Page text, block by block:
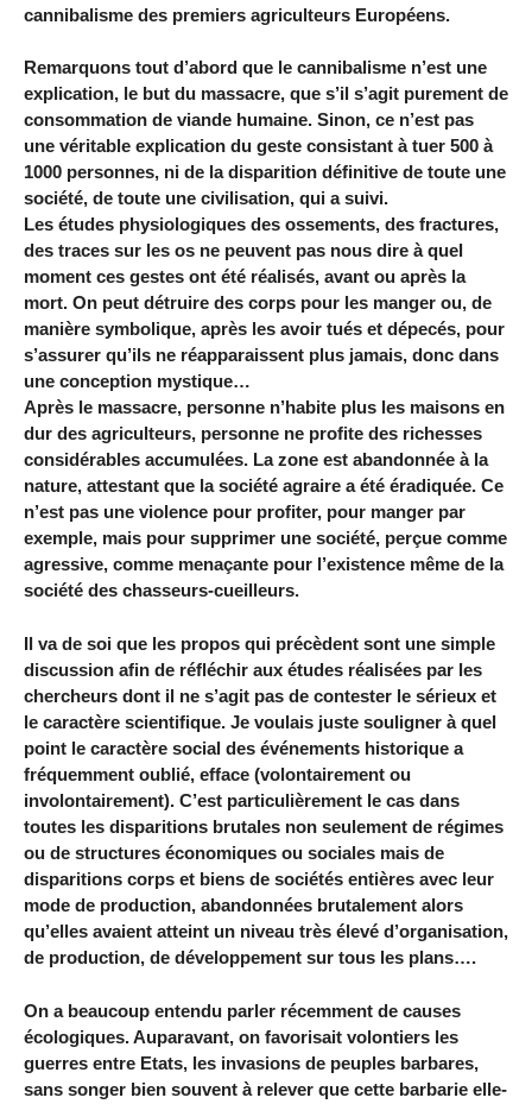
cannibalisme des premiers agriculteurs Européens.
Remarquons tout d’abord que le cannibalisme n’est une
explication, le but du massacre, que s’il s’agit purement de
consommation de viande humaine. Sinon, ce n’est pas
une véritable explication du geste consistant à tuer 500 à
1000 personnes, ni de la disparition définitive de toute une
société, de toute une civilisation, qui a suivi.
Les études physiologiques des ossements, des fractures,
des traces sur les os ne peuvent pas nous dire à quel
moment ces gestes ont été réalisés, avant ou après la
mort. On peut détruire des corps pour les manger ou, de
manière symbolique, après les avoir tués et dépecés, pour
s’assurer qu’ils ne réapparaissent plus jamais, donc dans
une conception mystique…
Après le massacre, personne n’habite plus les maisons en
dur des agriculteurs, personne ne profite des richesses
considérables accumulées. La zone est abandonnée à la
nature, attestant que la société agraire a été éradiquée. Ce
n’est pas une violence pour profiter, pour manger par
exemple, mais pour supprimer une société, perçue comme
agressive, comme menaçante pour l’existence même de la
société des chasseurs-cueilleurs.
Il va de soi que les propos qui précèdent sont une simple
discussion afin de réfléchir aux études réalisées par les
chercheurs dont il ne s’agit pas de contester le sérieux et
le caractère scientifique. Je voulais juste souligner à quel
point le caractère social des événements historique a
fréquemment oublié, efface (volontairement ou
involontairement). C’est particulièrement le cas dans
toutes les disparitions brutales non seulement de régimes
ou de structures économiques ou sociales mais de
disparitions corps et biens de sociétés entières avec leur
mode de production, abandonnées brutalement alors
qu’elles avaient atteint un niveau très élevé d’organisation,
de production, de développement sur tous les plans….
On a beaucoup entendu parler récemment de causes
écologiques. Auparavant, on favorisait volontiers les
guerres entre Etats, les invasions de peuples barbares,
sans songer bien souvent à relever que cette barbarie elle-